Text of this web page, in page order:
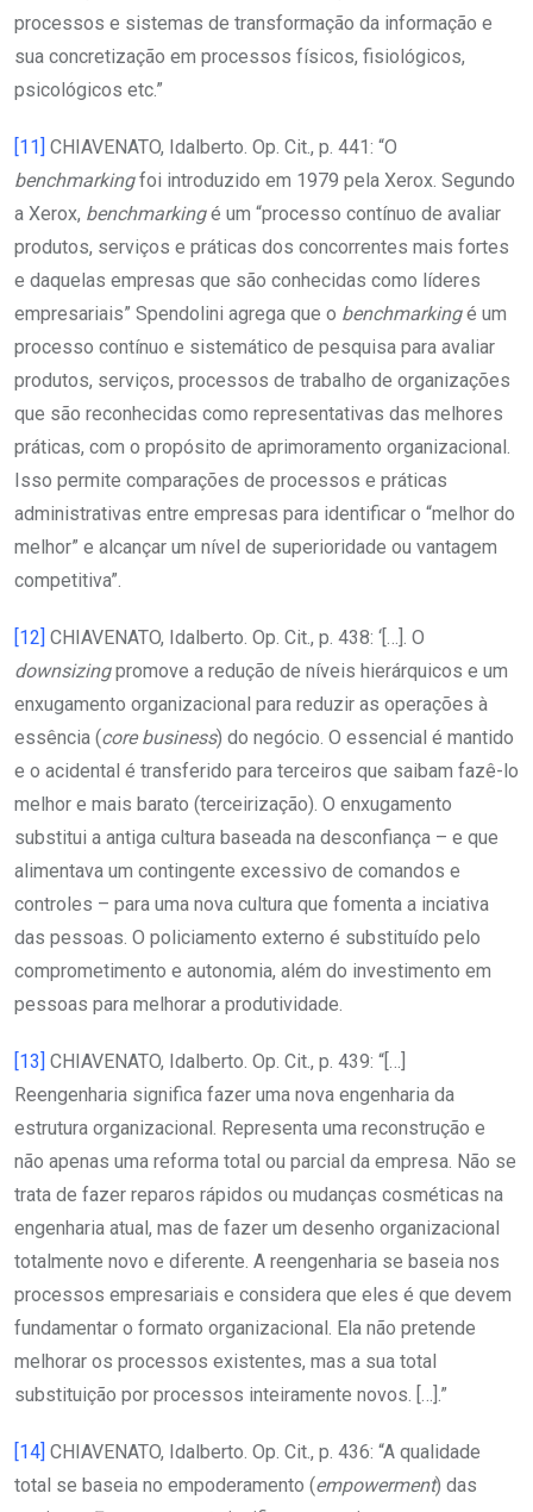
processos e sistemas de transformação da informação e
sua concretização em processos físicos, fisiológicos,
psicológicos etc.”
[11] CHIAVENATO, Idalberto. Op. Cit., p. 441: “O
benchmarkingfoi introduzido em 1979 pela Xerox. Segundo
a Xerox, benchmarkingé um “processo contínuo de avaliar
produtos, serviços e práticas dos concorrentes mais fortes
e daquelas empresas que são conhecidas como líderes
empresariais” Spendolini agrega que o benchmarkingé um
processo contínuo e sistemático de pesquisa para avaliar
produtos, serviços, processos de trabalho de organizações
que são reconhecidas como representativas das melhores
práticas, com o propósito de aprimoramento organizacional.
Isso permite comparações de processos e práticas
administrativas entre empresas para identificar o “melhor do
melhor” e alcançar um nível de superioridade ou vantagem
competitiva”.
[12] CHIAVENATO, Idalberto. Op. Cit., p. 438: ‘[…]. O
downsizingpromove a redução de níveis hierárquicos e um
enxugamento organizacional para reduzir as operações à
essência (core business) do negócio. O essencial é mantido
e o acidental é transferido para terceiros que saibam fazê-lo
melhor e mais barato (terceirização). O enxugamento
substitui a antiga cultura baseada na desconfiança – e que
alimentava um contingente excessivo de comandos e
controles – para uma nova cultura que fomenta a inciativa
das pessoas. O policiamento externo é substituído pelo
comprometimento e autonomia, além do investimento em
pessoas para melhorar a produtividade.
[13] CHIAVENATO, Idalberto. Op. Cit., p. 439: “[…]
Reengenharia significa fazer uma nova engenharia da
estrutura organizacional. Representa uma reconstrução e
não apenas uma reforma total ou parcial da empresa. Não se
trata de fazer reparos rápidos ou mudanças cosméticas na
engenharia atual, mas de fazer um desenho organizacional
totalmente novo e diferente. A reengenharia se baseia nos
processos empresariais e considera que eles é que devem
fundamentar o formato organizacional. Ela não pretende
melhorar os processos existentes, mas a sua total
substituição por processos inteiramente novos. […].”
[14] CHIAVENATO, Idalberto. Op. Cit., p. 436: “A qualidade
total se baseia no empoderamento (empowerment) das